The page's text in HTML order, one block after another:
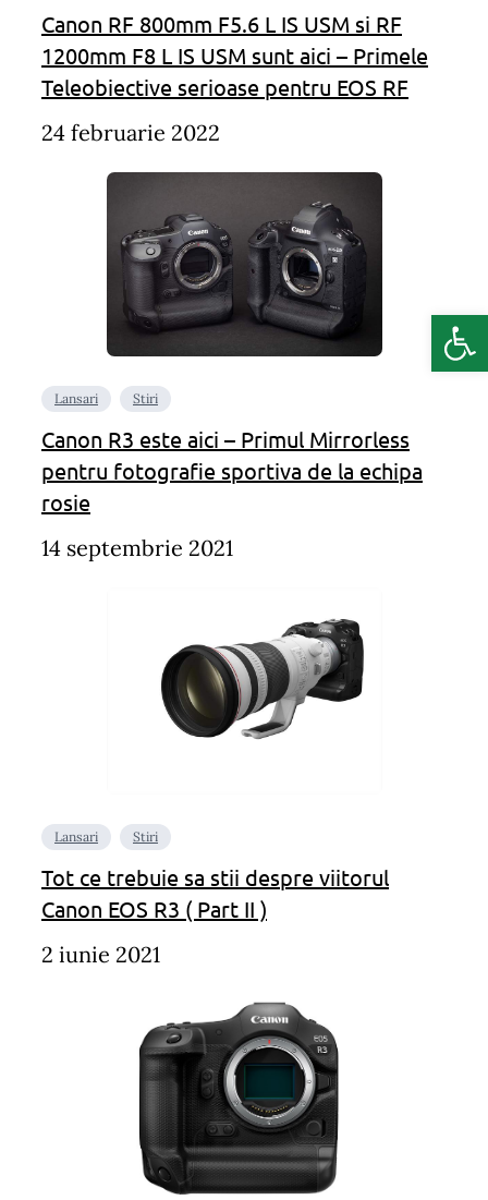
Canon RF 800mm F5.6 L IS USM si RF
1200mm F8 L IS USM sunt aici – Primele
Teleobiective serioase pentru EOS RF
24 februarie 2022
Lansari Stiri
Canon R3 este aici – Primul Mirrorless
pentru fotografie sportiva de la echipa
rosie
14 septembrie 2021
Lansari Stiri
Tot ce trebuie sa stii despre viitorul
Canon EOS R3 ( Part II )
2 iunie 2021